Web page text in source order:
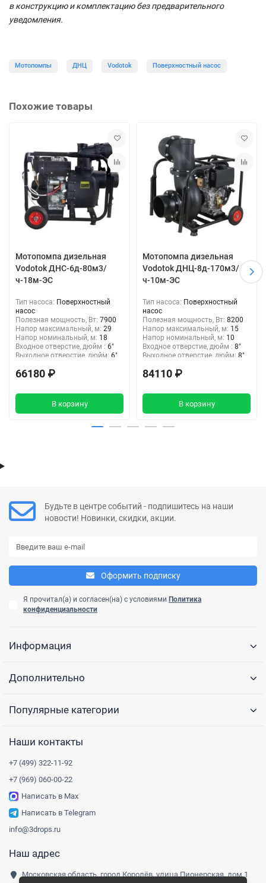
в конструкцию и комплектацию без предварительного
уведомления.
Мотопомпы ДНЦ Vodotok Поверхностный насос
Похожие товары
Мотопомпа дизельная
Vodotok ДНС-6д-80м3/
ч-18м-ЭС
Тип насоса: Поверхностный
насос
Полезная мощность, Вт: 7900
Напор максимальный, м: 29
Напор номинальный, м: 18
Входное отверстие, дюйм : 6"
Выходное отверстие, дюйм: 6"
66180 ₽
В корзину
Мотопомпа дизельная
Vodotok ДНЦ-8д-170м3/
ч-10м-ЭС
Тип насоса: Поверхностный
насос
Полезная мощность, Вт: 8200
Напор максимальный, м: 15
Напор номинальный, м: 10
Входное отверстие, дюйм : 8"
Выходное отверстие, дюйм: 8"
84110 ₽
В корзину
Будьте в центре событий - подпишитесь на наши
новости! Новинки, скидки, акции.
Оформить подписку
Я прочитал(а) и согласен(на) с условиями Политика
конфиденциальности
Информация
Дополнительно
Популярные категории
Наши контакты
+7 (499) 322-11-92
+7 (969) 060-00-22
Написать в Max
Написать в Telegram
info@3drops.ru
Наш адрес
Московская область, город Королёв, улица Пионерская, дом 1